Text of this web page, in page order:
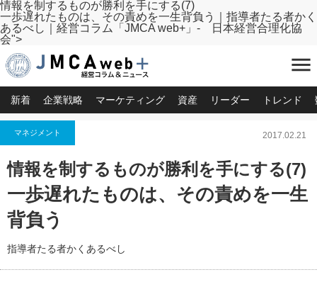
情報を制するものが勝利を手にする(7)
一歩遅れたものは、その責めを一生背負う｜指導者たる者かく
あるべし｜経営コラム「JMCA web+」- 日本経営合理化協
会">
menu
新着 企業戦略 マーケティング 資産 リーダー トレンド
マネジメント 2017.02.21
情報を制するものが勝利を手にする(7)
一歩遅れたものは、その責めを一生
背負う
指導者たる者かくあるべし